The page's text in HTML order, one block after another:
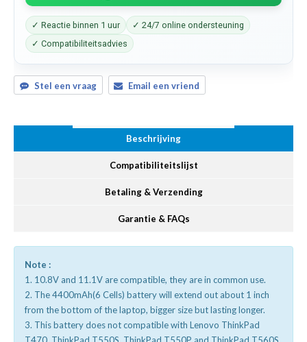
✓ Reactie binnen 1 uur
✓ 24/7 online ondersteuning
✓ Compatibiliteitsadvies
Stel een vraag Email een vriend
Beschrijving
Compatibiliteitslijst
Betaling & Verzending
Garantie & FAQs
Note :
1. 10.8V and 11.1V are compatible, they are in common use.
2. The 4400mAh(6 Cells) battery will extend out about 1 inch
from the bottom of the laptop, bigger size but lasting longer.
3. This battery does not compatible with Lenovo ThinkPad